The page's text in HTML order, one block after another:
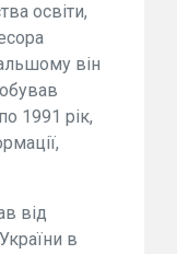
освіти,
він
1991 рік,
від
в